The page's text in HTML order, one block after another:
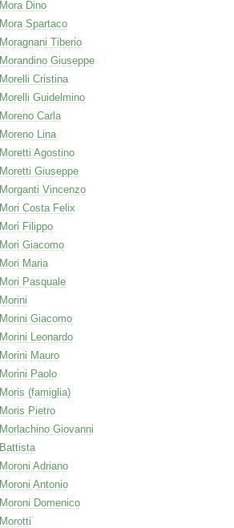
Mora Dino
Mora Spartaco
Moragnani Tiberio
Morandino Giuseppe
Morelli Cristina
Morelli Guidelmino
Moreno Carla
Moreno Lina
Moretti Agostino
Moretti Giuseppe
Morganti Vincenzo
Mori Costa Felix
Mori Filippo
Mori Giacomo
Mori Maria
Mori Pasquale
Morini
Morini Giacomo
Morini Leonardo
Morini Mauro
Morini Paolo
Moris (famiglia)
Moris Pietro
Morlachino Giovanni
Battista
Moroni Adriano
Moroni Antonio
Moroni Domenico
Morotti